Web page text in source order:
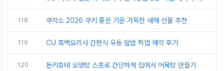
118 쿠작소 2026 쿠키 좋은 기운 가득한 새해 선물 추천
119 CU 흑백요리사 간편식 우동 덮밥 픽업 예약 후기
120 돈키호테 오뎅탕 스프로 간단하게 집에서 어묵탕 만들기